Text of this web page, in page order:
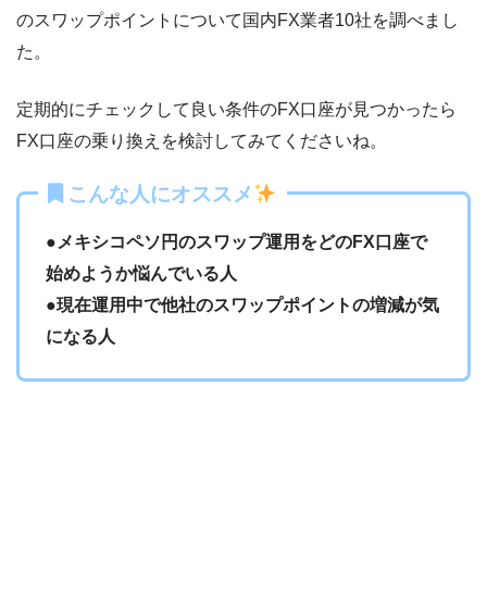
のスワップポイントについて国内FX業者10社を調べまし
た。
定期的にチェックして良い条件のFX口座が見つかったら
FX口座の乗り換えを検討してみてくださいね。
こんな人にオススメ
●メキシコペソ円のスワップ運用をどのFX口座で
始めようか悩んでいる人
●現在運用中で他社のスワップポイントの増減が気
になる人